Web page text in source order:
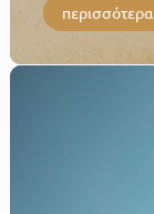
περισσότερα